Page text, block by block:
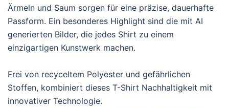
Ärmeln und Saum sorgen für eine präzise, dauerhafte
Passform. Ein besonderes Highlight sind die mit AI
generierten Bilder, die jedes Shirt zu einem
einzigartigen Kunstwerk machen.
Frei von recyceltem Polyester und gefährlichen
Stoffen, kombiniert dieses T-Shirt Nachhaltigkeit mit
innovativer Technologie.